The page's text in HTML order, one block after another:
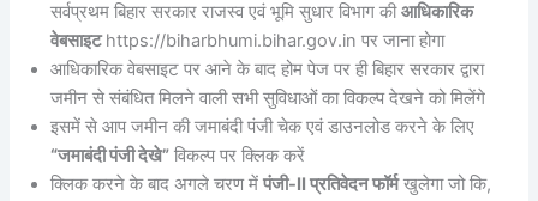
सर्वप्रथम बिहार सरकार राजस्व एवं भूमि सुधार विभाग कीआधिकारिक
वेबसाइटhttps://biharbhumi.bihar.gov.in पर जाना होगा
आधिकारिक वेबसाइट पर आने के बाद होम पेज पर ही बिहार सरकार द्वारा
जमीन से संबंधित मिलने वाली सभी सुविधाओं का विकल्प देखने को मिलेंगे
इसमें से आप जमीन की जमाबंदी पंजी चेक एवं डाउनलोड करने के लिए
“जमाबंदी पंजी देखे” विकल्प पर क्लिक करें
क्लिक करने के बाद अगले चरण मेंपंजी-II प्रतिवेदन फॉर्मखुलेगा जो कि,